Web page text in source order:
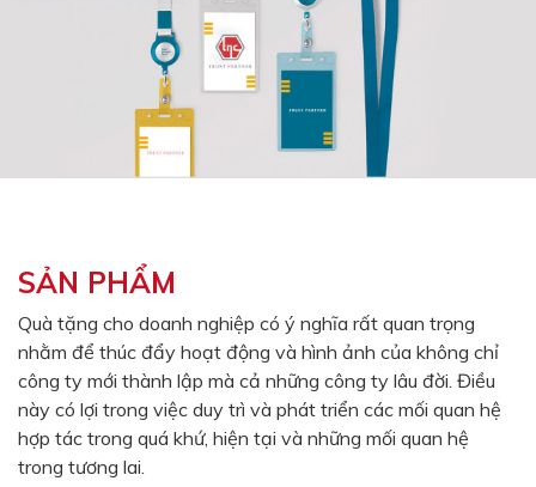
Đồ sứ quà tặng
Bình/ca giữ nhiệt
Dây đeo & Phụ kiện
Màu sắc
Đỏ
Đen
Xanh ngọc
Xanh lá
Cam
Vàng
Hồng
Tím
SẢN PHẨM
Quà tặng cho doanh nghiệp có ý nghĩa rất quan trọng
nhằm để thúc đẩy hoạt động và hình ảnh của không chỉ
công ty mới thành lập mà cả những công ty lâu đời. Điều
này có lợi trong việc duy trì và phát triển các mối quan hệ
hợp tác trong quá khứ, hiện tại và những mối quan hệ
trong tương lai.